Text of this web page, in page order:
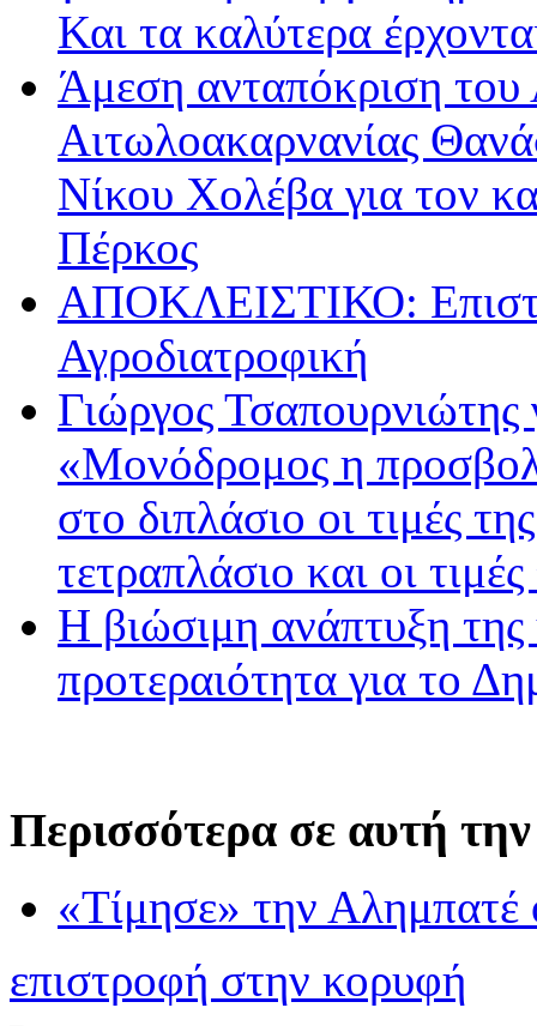
Και τα καλύτερα
Άμεση ανταπόκριση του
Αιτωλοακαρνανίας
Νίκου Χολέβα για τον
Πέρκος
ΑΠΟΚΛΕΙΣΤΙΚΟ:
Αγροδιατροφική
Γιώργος
«Μονόδρομος η
στο διπλάσιο οι τιμές
τετραπλάσιο και οι
Η βιώσιμη ανάπτυξη της
προτεραιότητα για το
Περισσότερα σε αυτή
«Τίμησε» την
επιστροφή στην κορυφή